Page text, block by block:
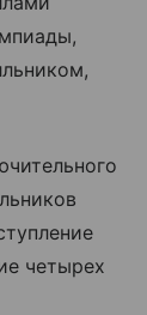
четырех